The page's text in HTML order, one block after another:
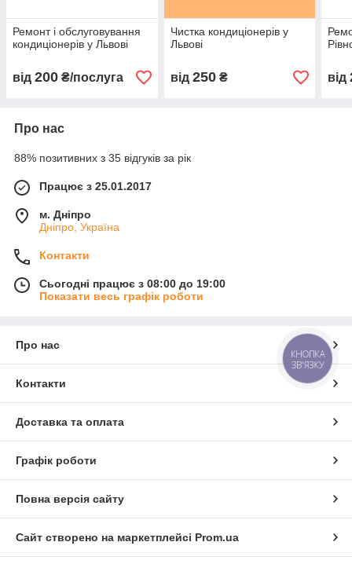
Ремонт і обслуговування
кондиціонерів у Львові
від 200 ₴/послуга
Чистка кондиціонерів у
Львові
від 250₴ від
Про нас
88% позитивних з 35 відгуків за рік
Працює з 25.01.2017
м. Дніпро
Дніпро, Україна
Контакти
Сьогодні працює з 08:00 до 19:00
Показати весь графік роботи
Про нас
Контакти
Доставка та оплата
Графік роботи
Повна версія сайту
Сайт створено на маркетплейсі Prom.ua
КНОПКА
ЗВ'ЯЗКУ